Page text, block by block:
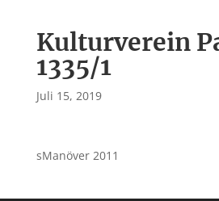
Kulturverein
1335/1
Juli 15, 2019
sManöver 2011